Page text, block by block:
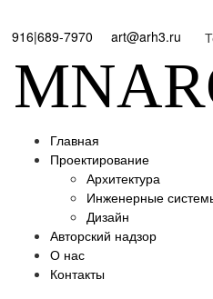
916|689-7970 art@arh3.ru
Главная
Проектирование
Архитектура
Инженерные
Дизайн
Авторский надзор
О нас
Контакты